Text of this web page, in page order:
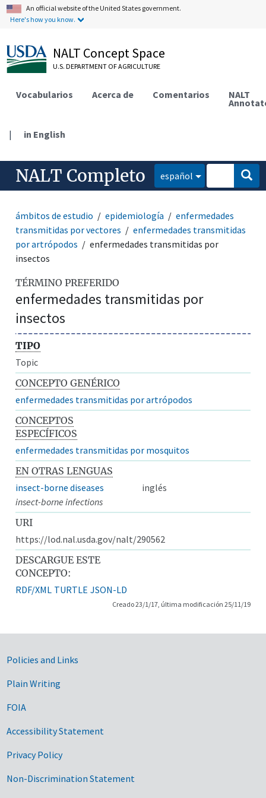
An official website of the United States government.
Here's how you know.
NALT Concept Space
U.S. DEPARTMENT OF AGRICULTURE
Vocabularios Acerca de Comentarios NALT
| in English
NALT Completo español
ámbitos de estudio epidemiología
enfermedades
transmitidas por vectores
enfermedades transmitidas
por artrópodos
enfermedades transmitidas por
insectos
TÉRMINO PREFERIDO
enfermedades transmitidas por
insectos
TIPO
Topic
CONCEPTO GENÉRICO
enfermedades transmitidas por artrópodos
CONCEPTOS
ESPECÍFICOS
enfermedades transmitidas por mosquitos
EN OTRAS LENGUAS
insect-borne diseases
inglés
insect-borne infections
URI
https://lod.nal.usda.gov/nalt/290562
DESCARGUE ESTE
CONCEPTO:
RDF/XML TURTLE JSON-LD
Creado 23/1/17, última modificación 25/11/19
Government Links
Policies and Links
Plain Writing
FOIA
Accessibility Statement
Privacy Policy
Non-Discrimination Statement